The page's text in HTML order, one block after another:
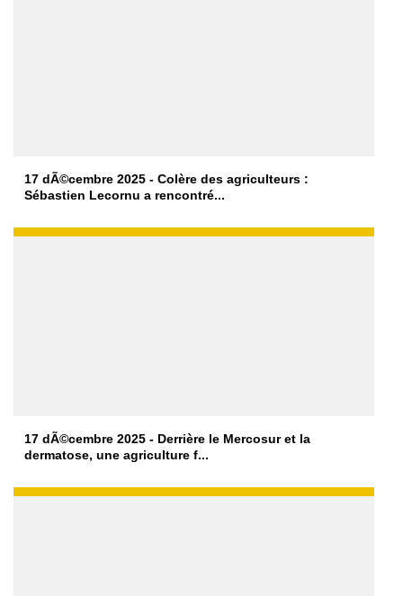
17 dÃ©cembre 2025 - Colère des agriculteurs :
Sébastien Lecornu a rencontré...
17 dÃ©cembre 2025 - Derrière le Mercosur et la
dermatose, une agriculture f...